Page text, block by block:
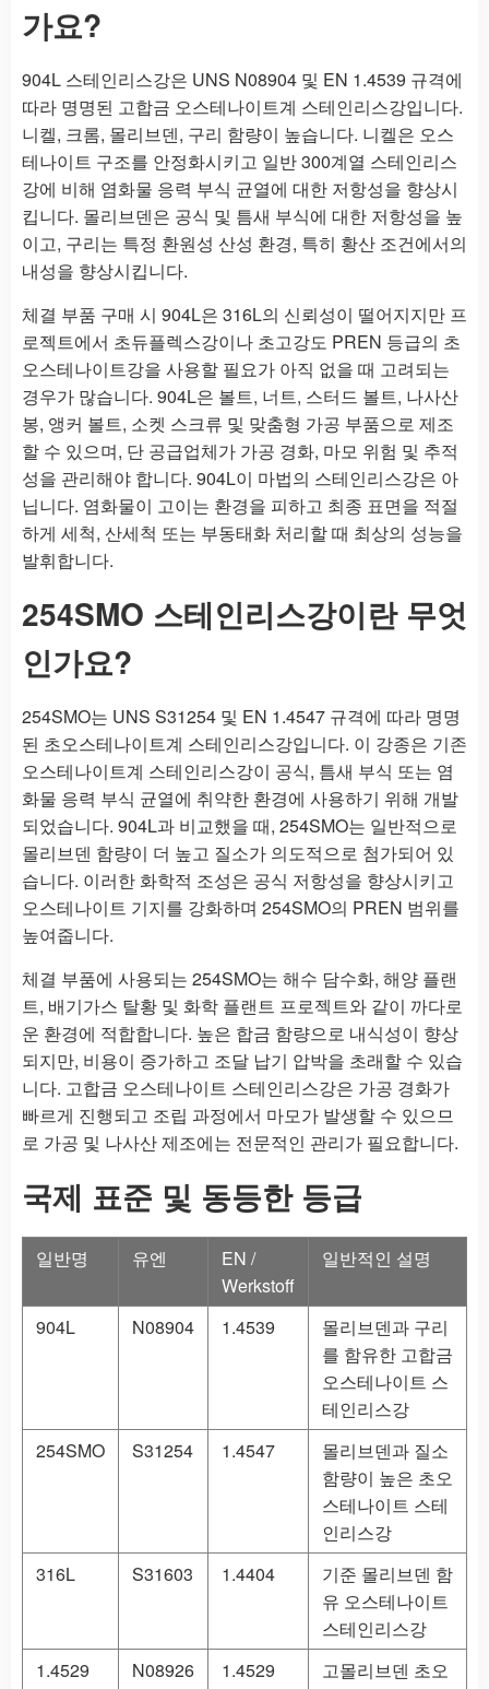
가요?
904L 스테인리스강은 UNS N08904 및 EN 1.4539 규격에
따라 명명된 고합금 오스테나이트계 스테인리스강입니다.
니켈, 크롬, 몰리브덴, 구리 함량이 높습니다. 니켈은 오스
테나이트 구조를 안정화시키고 일반 300계열 스테인리스
강에 비해 염화물 응력 부식 균열에 대한 저항성을 향상시
킵니다. 몰리브덴은 공식 및 틈새 부식에 대한 저항성을 높
이고, 구리는 특정 환원성 산성 환경, 특히 황산 조건에서의
내성을 향상시킵니다.
체결 부품 구매 시 904L은 316L의 신뢰성이 떨어지지만 프
로젝트에서 초듀플렉스강이나 초고강도 PREN 등급의 초
오스테나이트강을 사용할 필요가 아직 없을 때 고려되는
경우가 많습니다. 904L은 볼트, 너트, 스터드 볼트, 나사산
봉, 앵커 볼트, 소켓 스크류 및 맞춤형 가공 부품으로 제조
할 수 있으며, 단 공급업체가 가공 경화, 마모 위험 및 추적
성을 관리해야 합니다. 904L이 마법의 스테인리스강은 아
닙니다. 염화물이 고이는 환경을 피하고 최종 표면을 적절
하게 세척, 산세척 또는 부동태화 처리할 때 최상의 성능을
발휘합니다.
254SMO 스테인리스강이란 무엇
인가요?
254SMO는 UNS S31254 및 EN 1.4547 규격에 따라 명명
된 초오스테나이트계 스테인리스강입니다. 이 강종은 기존
오스테나이트계 스테인리스강이 공식, 틈새 부식 또는 염
화물 응력 부식 균열에 취약한 환경에 사용하기 위해 개발
되었습니다. 904L과 비교했을 때, 254SMO는 일반적으로
몰리브덴 함량이 더 높고 질소가 의도적으로 첨가되어 있
습니다. 이러한 화학적 조성은 공식 저항성을 향상시키고
오스테나이트 기지를 강화하며 254SMO의 PREN 범위를
높여줍니다.
체결 부품에 사용되는 254SMO는 해수 담수화, 해양 플랜
트, 배기가스 탈황 및 화학 플랜트 프로젝트와 같이 까다로
운 환경에 적합합니다. 높은 합금 함량으로 내식성이 향상
되지만, 비용이 증가하고 조달 납기 압박을 초래할 수 있습
니다. 고합금 오스테나이트 스테인리스강은 가공 경화가
빠르게 진행되고 조립 과정에서 마모가 발생할 수 있으므
로 가공 및 나사산 제조에는 전문적인 관리가 필요합니다.
국제 표준 및 동등한 등급
일반명 유엔
EN /
Werkstoff
일반적인 설명
904L N08904 1.4539
몰리브덴과 구리
를 함유한 고합금
오스테나이트 스
테인리스강
254SMO
S31254 1.4547
몰리브덴과 질소
함량이 높은 초오
스테나이트 스테
인리스강
316L
S31603 1.4404
기준 몰리브덴 함
유 오스테나이트
스테인리스강
1.4529
N08926 1.4529
고몰리브덴 초오